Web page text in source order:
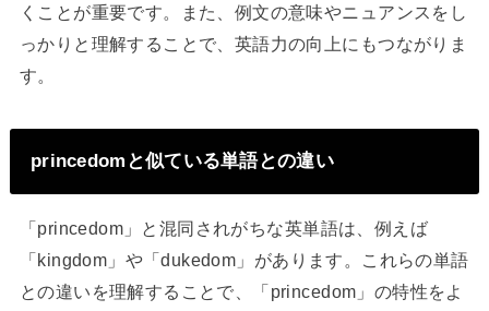
くことが重要です。また、例文の意味やニュアンスをし
っかりと理解することで、英語力の向上にもつながりま
す。
princedomと似ている単語との違い
「princedom」と混同されがちな英単語は、例えば
「kingdom」や「dukedom」があります。これらの単語
との違いを理解することで、「princedom」の特性をよ